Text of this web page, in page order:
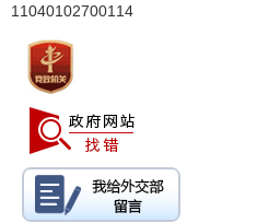
11040102700114